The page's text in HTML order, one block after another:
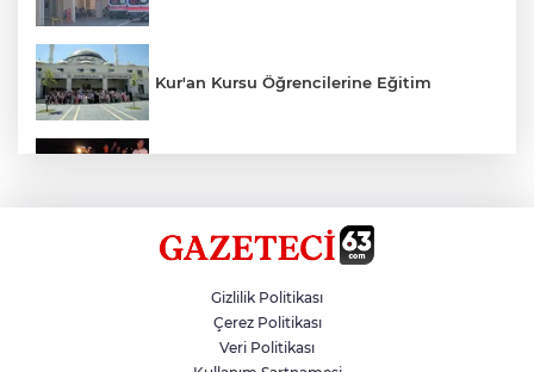
Kur'an Kursu Öğrencilerine Eğitim
Siverek’te Mahmut Gülel Dönemi
Filistin Konvoyuna Coşkulu Karşılama
Gizlilik Politikası
Çerez Politikası
Veri Politikası